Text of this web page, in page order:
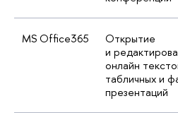
MS Office365
Открытие
и
онлайн
табличных и
презентаций